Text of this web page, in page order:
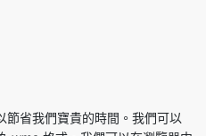
wma 格式。我們可以在瀏覽器中
要上傳 aiff 文件。您可以通過簡